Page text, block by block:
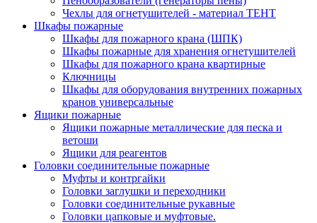
Чехлы для огнетушителей - материал ТЕНТ
Шкафы пожарные
Шкафы для пожарного крана (ШПК)
Шкафы пожарные для хранения огнетушителей
Шкафы для пожарного крана квартирные
Ключницы
Шкафы для оборудования внутренних пожарных
кранов универсальные
Ящики пожарные
Ящики пожарные металлические для песка и
ветоши
Ящики для реагентов
Головки соединительные пожарные
Муфты и контргайки
Головки заглушки и переходники
Головки соединительные рукавные
Головки цапковые и муфтовые.